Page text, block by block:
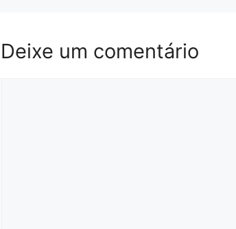
Deixe um comentário